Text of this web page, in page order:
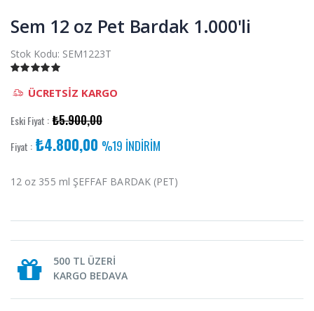
Sem 12 oz Pet Bardak 1.000'li
Stok Kodu: SEM1223T
ÜCRETSİZ KARGO
Eski Fiyat : ₺5.900,00
Fiyat : ₺4.800,00 %19 İNDİRİM
12 oz 355 ml ŞEFFAF BARDAK (PET)
500 TL ÜZERİ
KARGO BEDAVA